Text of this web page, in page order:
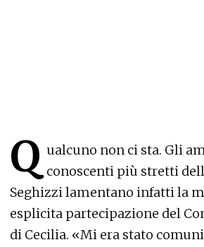
Q ualcuno non ci sta. Gli
conoscenti più stretti
Seghizzi lamentano infatti la
esplicita partecipazione del
di Cecilia. «Mi era stato